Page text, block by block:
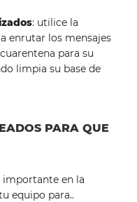
: utilice la
enrutar los mensajes
para su
limpia su base de
PARA QUE
importante en la
equipo para..